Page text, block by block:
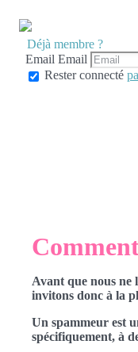
Déjà membre ?
Email Email
Rester connecté
Avant que nous ne
invitons donc à la
Un spammeur est
spécifiquement, à